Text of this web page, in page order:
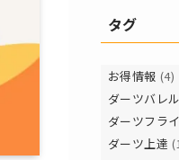
タグ
お得情報 (4)
ダーツバレル
ダーツフラ
ダーツ上達